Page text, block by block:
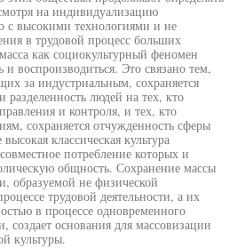
на индивидуализацию
с высокими технологиями и не
в трудовой процесс больших
как социокультурный феномен
и воспроизводиться. Это связано тем,
за индустриальным, сохраняется
разделенность людей на тех, кто
и контроля, и тех, кто
сохраняется отчужденность сферы
классическая культура
потребление которых и
общность. Сохранение массы
образуемой не физической
трудовой деятельности, а их
в процессе одновременного
создает основания для массовизации
культуры.